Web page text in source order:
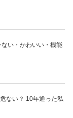
い・かわいい・機能
ない？ 10年通った私